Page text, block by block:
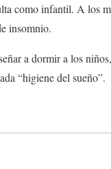
como infantil. A los
insomnio.
a dormir a los
“higiene del sueño”.